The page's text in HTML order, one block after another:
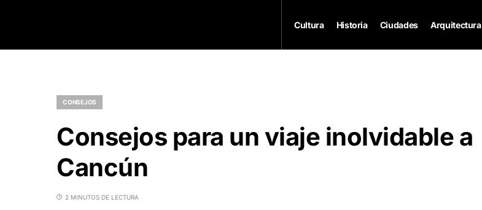
Cultura Historia Ciudades Arquitectura
CONSEJOS
Consejos para un viaje inolvidable a
Cancún
2 MINUTOS DE LECTURA